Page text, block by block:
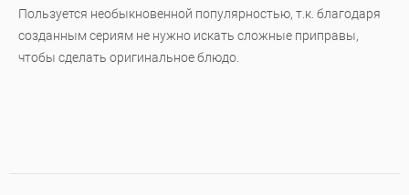
Пользуется необыкновенной популярностью, т.к. благодаря
созданным сериям не нужно искать сложные приправы,
чтобы сделать оригинальное блюдо.